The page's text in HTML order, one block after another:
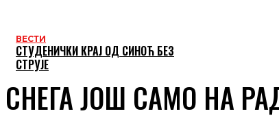
ВЕСТИ
СТУДЕНИЧКИ КРАЈ ОД СИНОЋ БЕЗ
СТРУЈЕ
СНЕГА ЈОШ САМО НА